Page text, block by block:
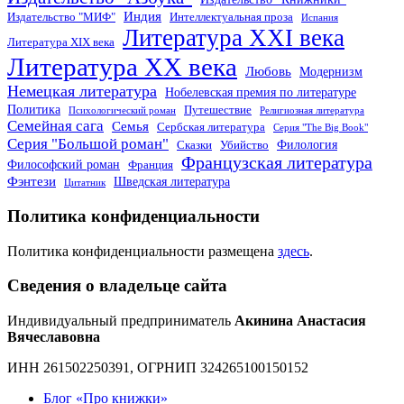
Издательство "МИФ" Индия Интеллектуальная проза Испания
Литература XIX века Литература XXI века
Литература XX века Любовь Модернизм
Немецкая литература Нобелевская премия по литературе
Политика
Психологический роман Путешествие Религиозная литература
Семейная сага Семья Сербская литература Серия "The Big Book"
Серия "Большой роман" Сказки Убийство
Филология
Философский роман
Франция Французская литература
Фэнтези Цитатник Шведская литература
Политика конфиденциальности
Политика конфиденциальности размещена здесь.
Сведения о владельце сайта
Индивидуальный предприниматель Акинина Анастасия
Вячеславовна
ИНН 261502250391, ОГРНИП 324265100150152
Блог «Про книжки»